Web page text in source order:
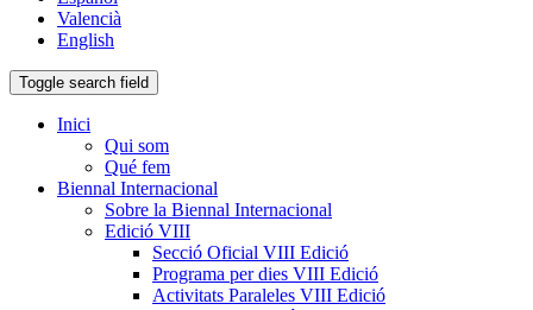
Valencià
English
Toggle search field
Inici
Qui som
Qué fem
Biennal Internacional
Sobre la Biennal Internacional
Edició VIII
Secció Oficial VIII Edició
Programa per dies VIII Edició
Activitats Paraleles VIII Edició